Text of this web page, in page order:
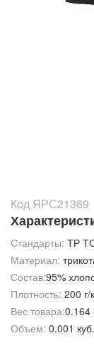
Код ЯРС21369
Стандарты: ТР
Материал:
Состав:95%
Плотность: 200 г/
Вес товара:0.164
Объем: 0.001